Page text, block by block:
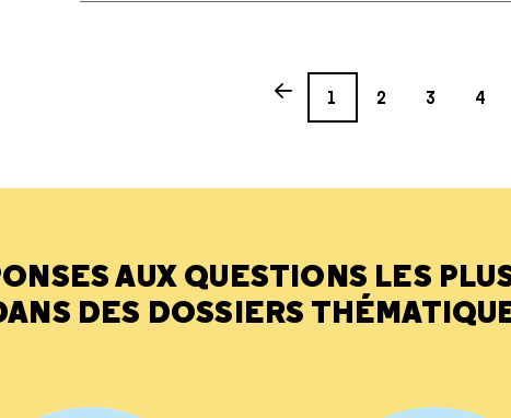
Previous page
Page
1
Page
2
3
4
AUX QUESTIONS LES
DES DOSSIERS